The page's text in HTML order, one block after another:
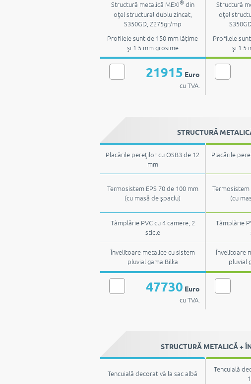
Structură metalică MEXI®din
oţel structural dublu zincat,
S350GD, Z275gr/mp
Profilele sunt de 150 mm lăţime
şi 1.5 mm grosime
Structură
oţel
Profilele
şi 1.5
21915 Euro
cu TVA.
STRUCTURĂ
Placările pereţilor cu OSB3 de 12
mm
Placările
Termosistem EPS 70 de 100 mm
(cu masă de şpaclu)
Termosistem
(cu
Tâmplărie PVC cu 4 camere, 2
sticle
Tâmplărie
Învelitoare metalice cu sistem
pluvial gama Bilka
Învelitoare
pluvial
47730 Euro
cu TVA.
STRUCTURĂ METALICĂ +
Tencuială decorativă la sac albă
Tencuială